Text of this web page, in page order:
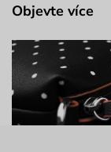
Objevte více